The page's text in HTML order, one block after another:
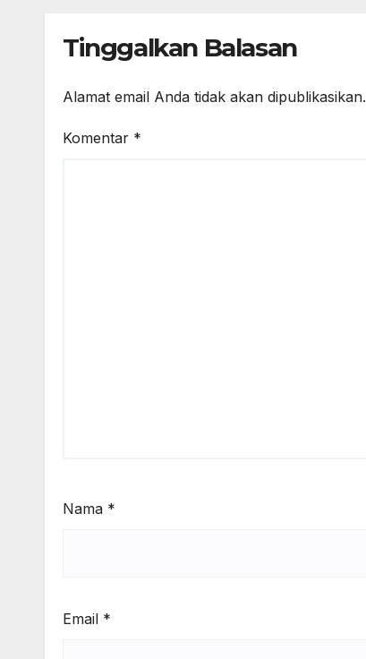
Tinggalkan Balasan
Alamat email Anda tidak akan dipublikasikan.
Komentar *
Nama *
Email *